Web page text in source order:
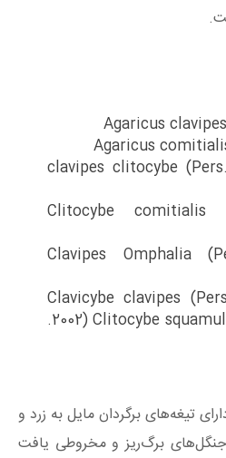
Agaricus
Agaricus
clavipes clitocybe
Clitocybe comitialis
Clavipes Omphalia
Clavicybe clavipes
2002) Clitocybe squamulosoides P.D.
تیغه‌های برگردان مایل به زرد و
برگ‌ریز و مخروطی یافت